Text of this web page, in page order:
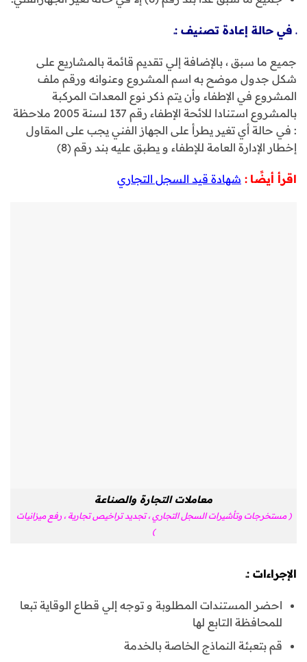
ـ في حالة إعادة تصنيف :ـ
جميع ما سبق ، بالإضافة إلي تقديم قائمة بالمشاريع على
شكل جدول موضح به اسم المشروع وعنوانه ورقم ملف
المشروع في الإطفاء وأن يتم ذكر نوع المعدات المركبة
بالمشروع استنادا للائحة الإطفاء رقم 137 لسنة 2005 ملاحظة
: في حالة أي تغير يطرأ على الجهاز الفني يجب على المقاول
إخطار الإدارة العامة للإطفاء و يطبق عليه بند رقم (8)
اقرأ أيضًا : شهادة قيد السجل التجاري
معاملات التجارة والصناعة
( مستخرجات وتأشيرات السجل التجاري ، تجديد تراخيص تجارية ، رفع ميزانيات
)
الإجراءات :ـ
احضر المستندات المطلوبة و توجه إلي قطاع الوقاية تبعا
للمحافظة التابع لها
قم بتعبئة النماذج الخاصة بالخدمة